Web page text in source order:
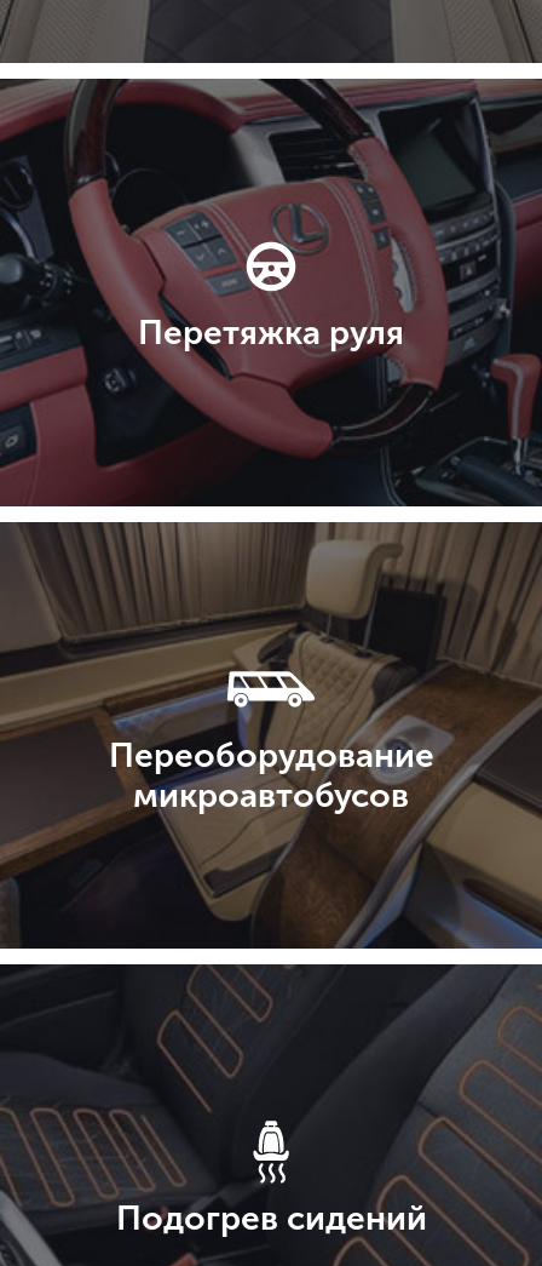
Перетяжка руля
Переоборудование
микроавтобусов
Подогрев сидений